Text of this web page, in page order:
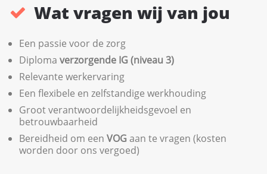
Wat vragen wij van jou
Een passie voor de zorg
Diploma verzorgende IG (niveau 3)
Relevante werkervaring
Een flexibele en zelfstandige werkhouding
Groot verantwoordelijkheidsgevoel en
betrouwbaarheid
Bereidheid om een VOG aan te vragen (kosten
worden door ons vergoed)